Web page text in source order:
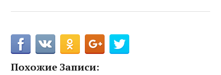
Похожие Записи: